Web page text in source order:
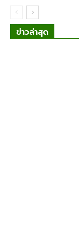
ข่าวล่าสุด